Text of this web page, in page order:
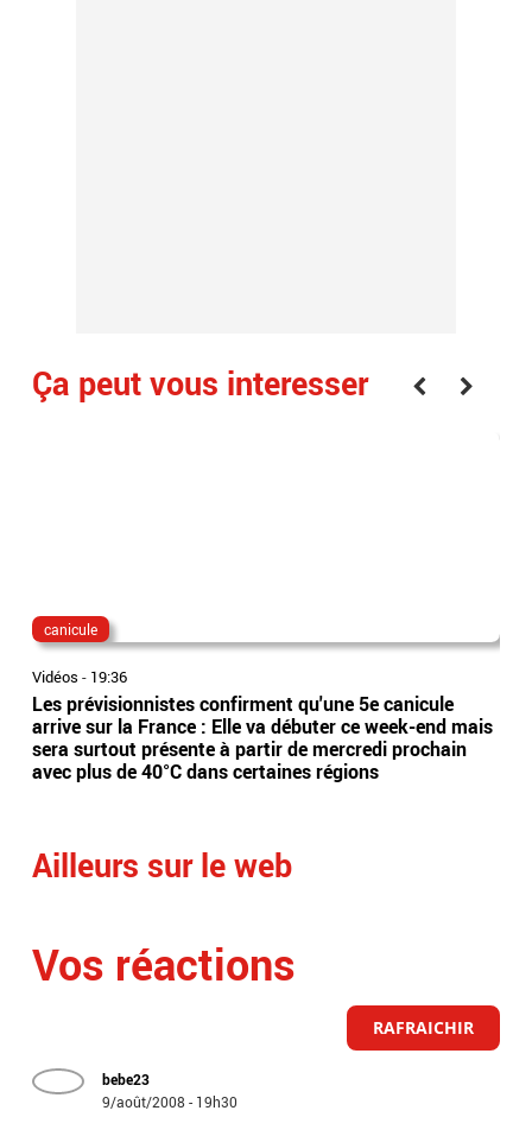
Ça peut vous interesser
canicule
Vidéos - 19:36
Les prévisionnistes confirment qu'une 5e canicule
arrive sur la France : Elle va débuter ce week-end mais
sera surtout présente à partir de mercredi prochain
avec plus de 40°C dans certaines régions
Ailleurs sur le web
Vos réactions
RAFRAICHIR
bebe23
9/août/2008 - 19h30